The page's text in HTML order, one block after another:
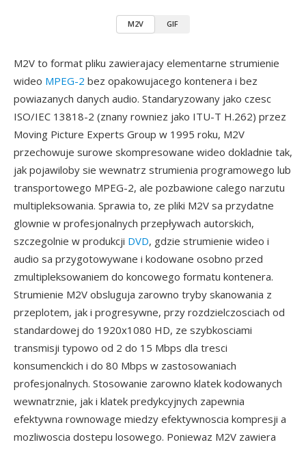
M2V GIF
M2V to format pliku zawierajacy elementarne strumienie
wideo MPEG-2 bez opakowujacego kontenera i bez
powiazanych danych audio. Standaryzowany jako czesc
ISO/IEC 13818-2 (znany rowniez jako ITU-T H.262) przez
Moving Picture Experts Group w 1995 roku, M2V
przechowuje surowe skompresowane wideo dokladnie tak,
jak pojawiloby sie wewnatrz strumienia programowego lub
transportowego MPEG-2, ale pozbawione calego narzutu
multipleksowania. Sprawia to, ze pliki M2V sa przydatne
glownie w profesjonalnych przepływach autorskich,
szczegolnie w produkcji DVD, gdzie strumienie wideo i
audio sa przygotowywane i kodowane osobno przed
zmultipleksowaniem do koncowego formatu kontenera.
Strumienie M2V obsluguja zarowno tryby skanowania z
przeplotem, jak i progresywne, przy rozdzielczosciach od
standardowej do 1920x1080 HD, ze szybkosciami
transmisji typowo od 2 do 15 Mbps dla tresci
konsumenckich i do 80 Mbps w zastosowaniach
profesjonalnych. Stosowanie zarowno klatek kodowanych
wewnatrznie, jak i klatek predykcyjnych zapewnia
efektywna rownowage miedzy efektywnoscia kompresji a
mozliwoscia dostepu losowego. Poniewaz M2V zawiera